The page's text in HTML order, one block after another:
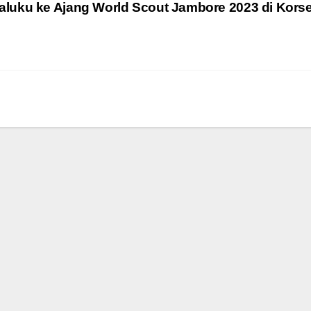
ke Ajang World Scout Jambore 2023 di